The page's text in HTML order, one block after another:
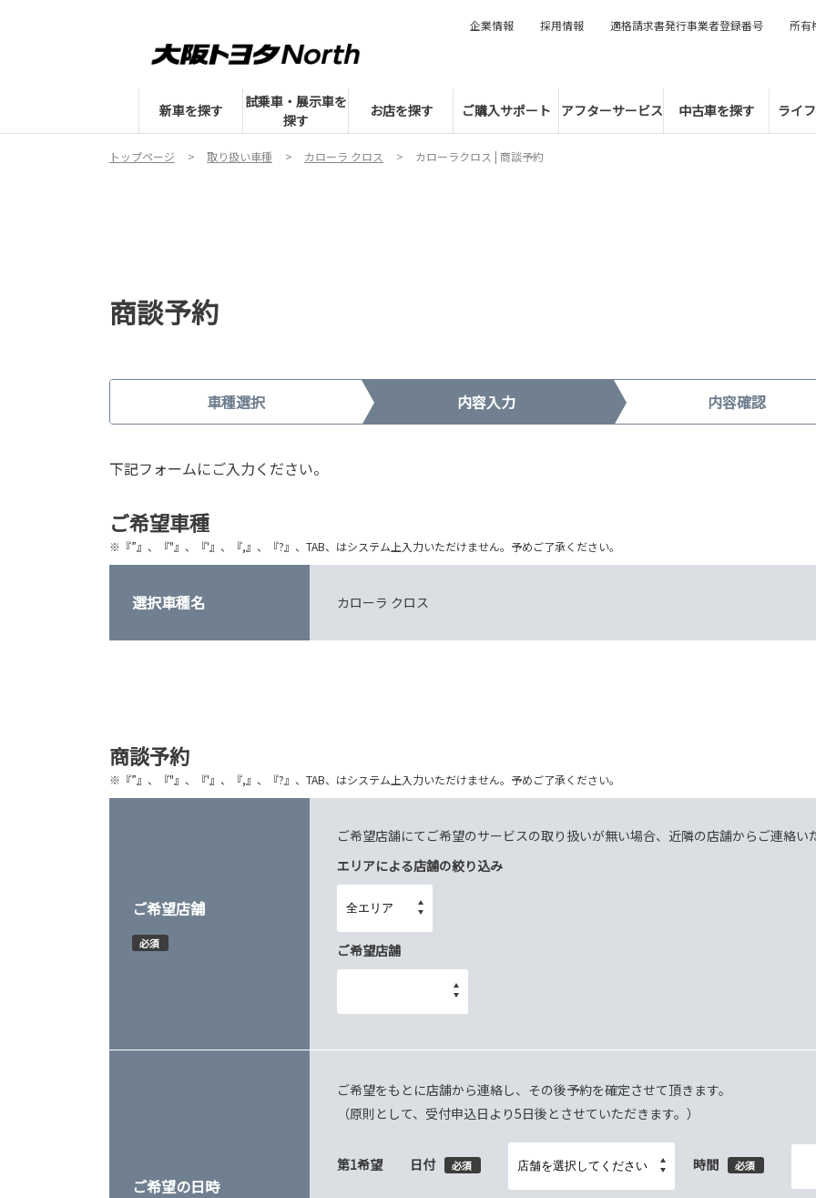
新車を探す
試乗車・展示車を
探す
お店を探す ご購入サポート アフターサービス 中古車を探す ライ
企業情報 採用情報 適格請求書発行事業者登録番号 所有
トップページ 取り扱い車種 カローラ クロス カローラクロス | 商談予約
商談予約
車種選択 内容入力 内容確認
下記フォームにご入力ください。
ご希望車種
※『”』、『"』、『'』、『,』、『?』、TAB、はシステム上入力いただけません。予めご了承ください。
選択車種名 カローラ クロス
商談予約
※『”』、『"』、『'』、『,』、『?』、TAB、はシステム上入力いただけません。予めご了承ください。
ご希望店舗
必須
ご希望店舗にてご希望のサービスの取り扱いが無い場合、近隣の店舗からご連絡い
エリアによる店舗の絞り込み
ご希望店舗
ご希望の日時
ご希望をもとに店舗から連絡し、その後予約を確定させて頂きます。
（原則として、受付申込日より5日後とさせていただきます。）
第1希望 日付 必須 時間 必須